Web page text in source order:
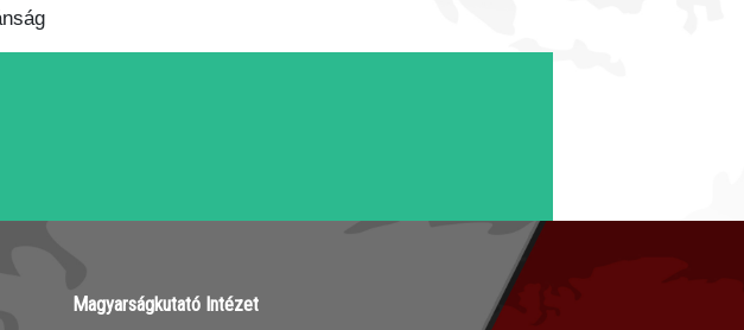
Magyarságkutató Intézet